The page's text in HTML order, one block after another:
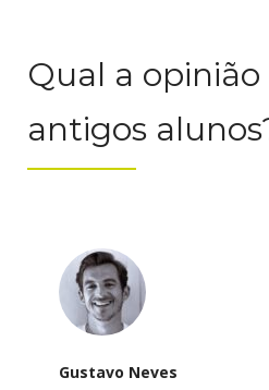
Qual a opinião
antigos
Gustavo Neves